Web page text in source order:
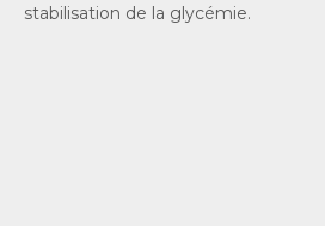
par le foie puis éliminées par les reins et les
poids. Soutenir les fonctions d’élimination de
stabilisation de la glycémie.